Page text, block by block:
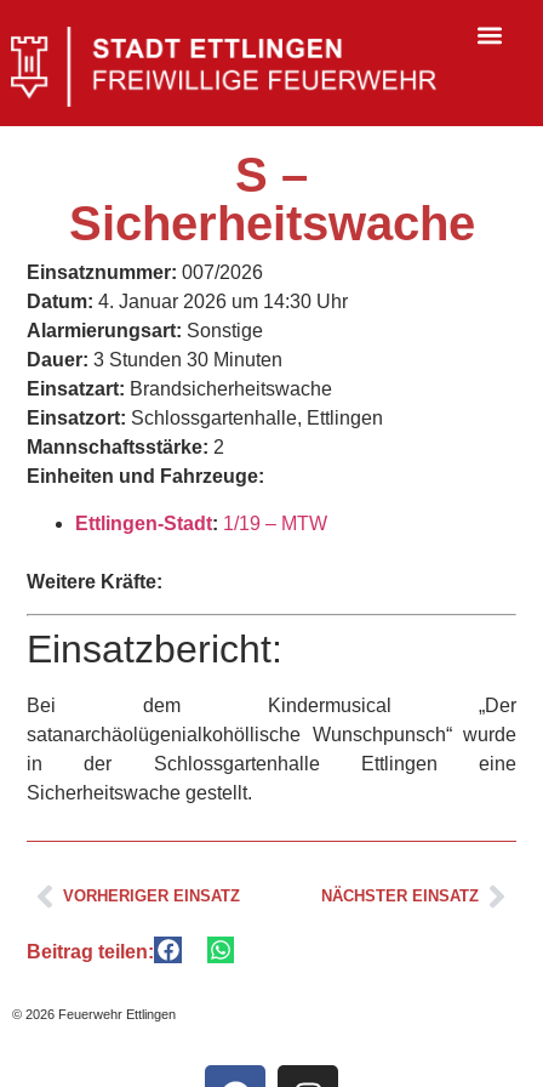
S –
Sicherheitswache
Einsatznummer: 007/2026
Datum: 4. Januar 2026 um 14:30 Uhr
Alarmierungsart: Sonstige
Dauer: 3 Stunden 30 Minuten
Einsatzart: Brandsicherheitswache
Einsatzort: Schlossgartenhalle, Ettlingen
Mannschaftsstärke: 2
Einheiten und Fahrzeuge:
Ettlingen-Stadt: 1/19 – MTW
Weitere Kräfte:
Einsatzbericht:
Bei dem Kindermusical „Der
satanarchäolügenialkohöllische Wunschpunsch“ wurde
in der Schlossgartenhalle Ettlingen eine
Sicherheitswache gestellt.
VORHERIGER EINSATZ NÄCHSTER EINSATZ
Beitrag teilen:
© 2026 Feuerwehr Ettlingen